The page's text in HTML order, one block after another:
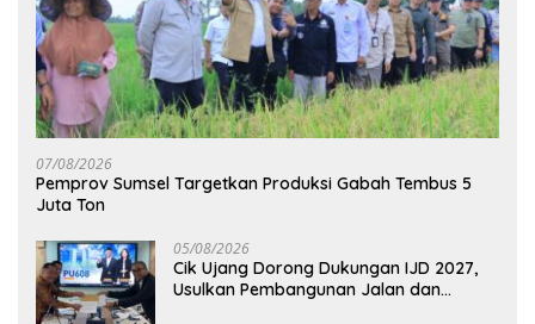
07/08/2026
Pemprov Sumsel Targetkan Produksi Gabah Tembus 5
Juta Ton
05/08/2026
Cik Ujang Dorong Dukungan IJD 2027,
Usulkan Pembangunan Jalan dan